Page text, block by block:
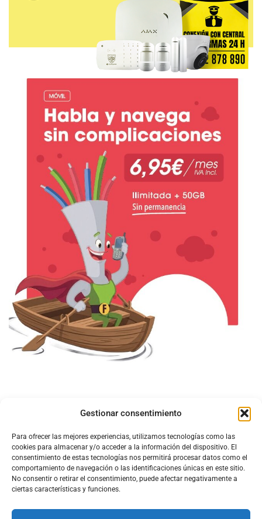
Gestionar consentimiento
Para ofrecer las mejores experiencias, utilizamos tecnologías como las
cookies para almacenar y/o acceder a la información del dispositivo. El
consentimiento de estas tecnologías nos permitirá procesar datos como el
comportamiento de navegación o las identificaciones únicas en este sitio.
No consentir o retirar el consentimiento, puede afectar negativamente a
ciertas características y funciones.